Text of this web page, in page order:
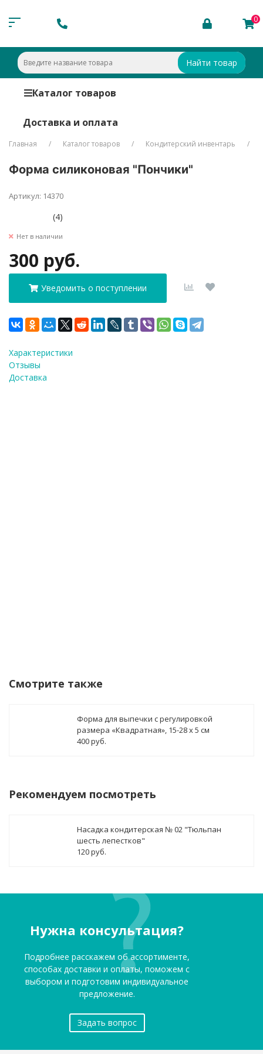
0
Найти товар
Каталог товаров
Доставка и оплата
Главная Каталог товаров Кондитерский инвентарь
Форма силиконовая "Пончики"
Артикул: 14370
(4)
Нет в наличии
300 руб.
Уведомить о поступлении
Характеристики
Отзывы
Доставка
Смотрите также
Форма для выпечки с регулировкой
размера «Квадратная», 15-28 х 5 см
400 руб.
Рекомендуем посмотреть
Насадка кондитерская № 02 "Тюльпан
шесть лепестков"
120 руб.
Нужна консультация?
Подробнее расскажем об ассортименте,
способах доставки и оплаты, поможем с
выбором и подготовим индивидуальное
предложение.
Задать вопрос